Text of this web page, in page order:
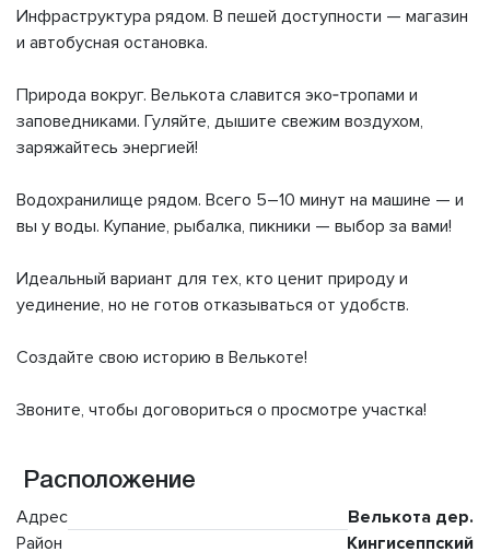
Инфраструктура рядом. В пешей доступности — магазин
и автобусная остановка.
Природа вокруг. Велькота славится эко‑тропами и
заповедниками. Гуляйте, дышите свежим воздухом,
заряжайтесь энергией!
Водохранилище рядом. Всего 5–10 минут на машине — и
вы у воды. Купание, рыбалка, пикники — выбор за вами!
Идеальный вариант для тех, кто ценит природу и
уединение, но не готов отказываться от удобств.
Создайте свою историю в Велькоте!
Звоните, чтобы договориться о просмотре участка!
Расположение
Адрес
Велькота дер.
Район
Кингисеппский